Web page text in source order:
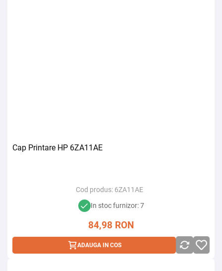
Cap Printare HP 6ZA11AE
Cod produs: 6ZA11AE
In stoc furnizor: 7
84,98 RON
ADAUGA IN COS